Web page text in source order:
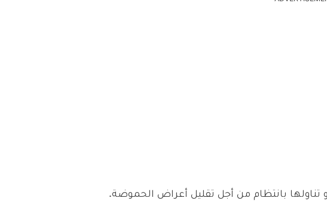
بانتظام من أجل تقليل أعراض الحموضة.